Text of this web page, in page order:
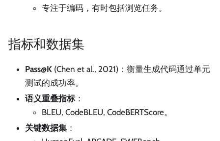
专注于编码，有时包括浏览任务。
指标和数据集
Pass@K (Chen et al., 2021)：衡量生成代码通过单元
测试的成功率。
语义重叠指标：
BLEU, CodeBLEU, CodeBERTScore。
关键数据集 ：